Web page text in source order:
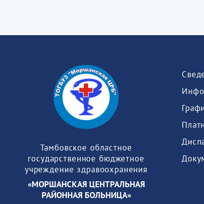
Тамбовское областное
государственное бюджетное
учреждение здравоохранения
«МОРШАНСКАЯ ЦЕНТРАЛЬНАЯ
РАЙОННАЯ БОЛЬНИЦА»